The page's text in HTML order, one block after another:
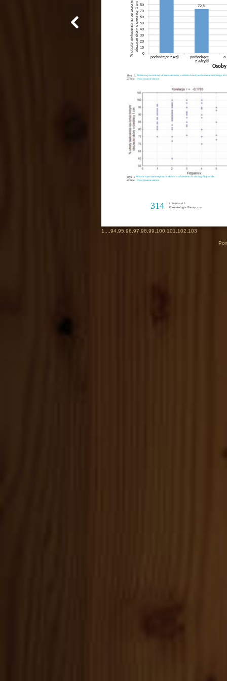
3 / 2016 / vol. 5
Kosmetologia Estetyczna
314
72,5
0
10
20
30
40
50
60
70
80
pochodzące z Azji pochodzące
z Afryki
o
% utraty owłosienia na oznaczonymobszarze skóry o średnicy 1 cm
Osoby
Rys. 6. Różnice w procentowej utracie owłosienia w zależności od pochodzenia etnicznego do
Źródło:
Opracowanie własne.
Rys. 7 Różnica w procentowej utracie włosów w odniesieniu do skali wg Fitzpatricka
Źródło:
Opracowanie własne.
1 94, 95 96 97 98 99 100, 101 102 103